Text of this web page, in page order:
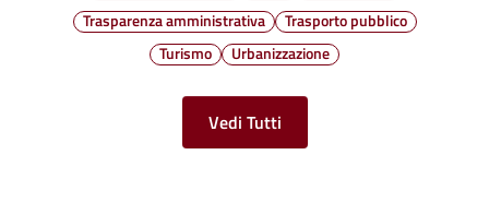
Trasparenza amministrativa
Trasporto pubblico
Turismo
Urbanizzazione
Vedi Tutti